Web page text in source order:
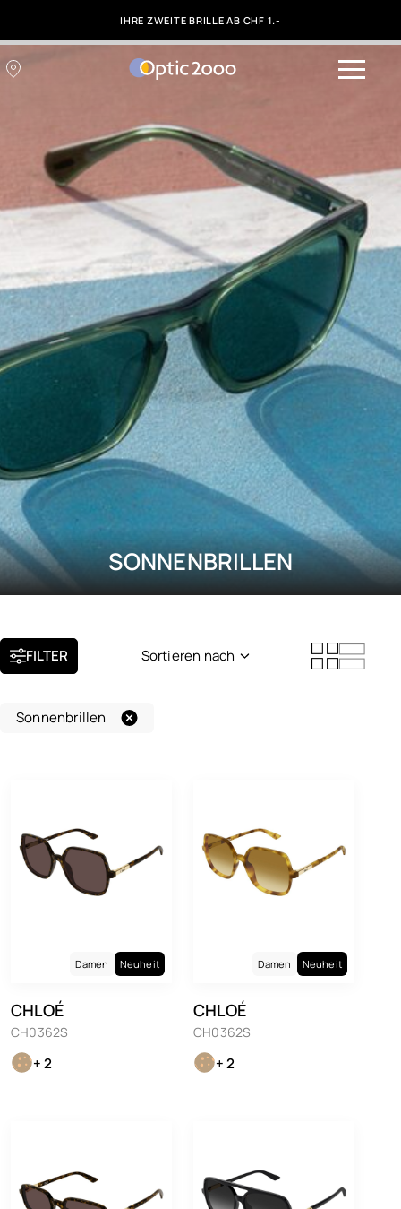
IHRE ZWEITE BRILLE AB CHF 1.-
SONNENBRILLEN
FILTER Sortieren nach
Sonnenbrillen
Damen Neuheit
CHLOÉ
CH0362S
+ 2
Damen Neuheit
CHLOÉ
CH0362S
+ 2